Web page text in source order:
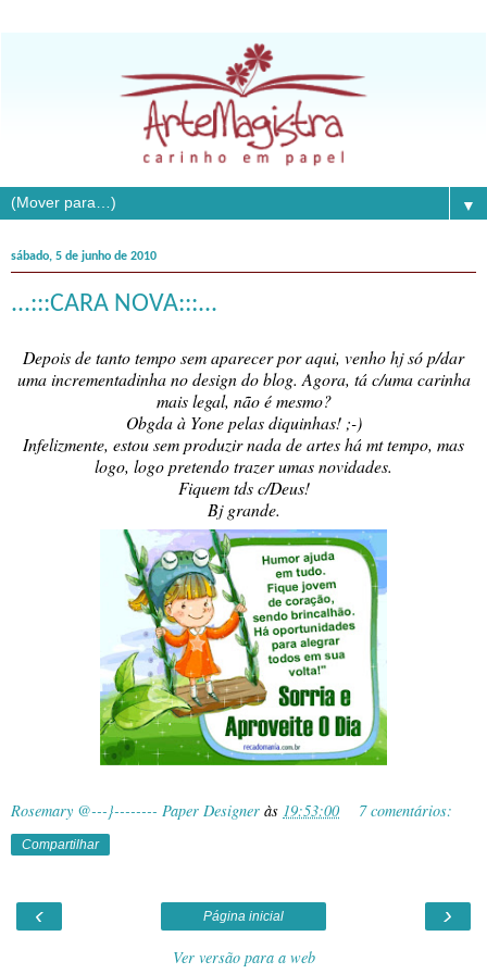
▼
sábado, 5 de junho de 2010
...:::CARA NOVA:::...
Depois de tanto tempo sem aparecer por aqui, venho hj só p/dar
uma incrementadinha no design do blog. Agora, tá c/uma carinha
mais legal, não é mesmo?
Obgda à Yone pelas diquinhas! ;-)
Infelizmente, estou sem produzir nada de artes há mt tempo, mas
logo, logo pretendo trazer umas novidades.
Fiquem tds c/Deus!
Bj grande.
Rosemary @---}-------- Paper Designer às 19:53:00 7 comentários:
Compartilhar
‹ ›
Página inicial
Ver versão para a web